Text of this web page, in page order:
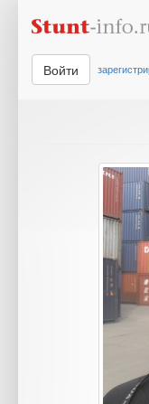
Войти